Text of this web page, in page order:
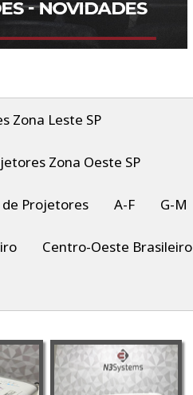
Zona Leste SP
Zona Oeste SP
Projetores A-F G-M
Centro-Oeste Brasileiro